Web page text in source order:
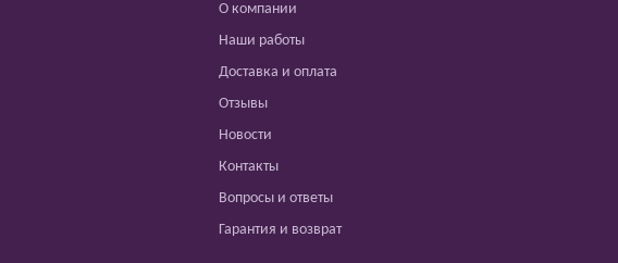
О компании
Наши работы
Доставка и оплата
Отзывы
Новости
Контакты
Вопросы и ответы
Гарантия и возврат